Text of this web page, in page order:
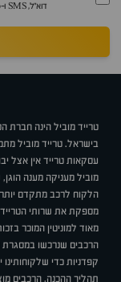
דוא״ל, SMS ו-WhatsApp. ידוע לי כי באפשרותי לבטל הסכמה זו בכל עת.
טרייד מוביל הינה חברת
בישראל. טרייד מוביל
עסקאות טרייד אין אצל
מוביל מעניקה מענה
הלקוח לרכב מתקדם יותר
מספקת את שרותי
מאוד למוניטין המוכר
הרכבים שנרכשו במסגרת
קפדניות כדי
תהליך ההכנה, הרכבים